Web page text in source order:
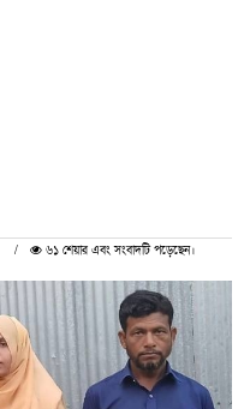
৬১ শেয়ার এবং সংবাদটি পড়েছেন।